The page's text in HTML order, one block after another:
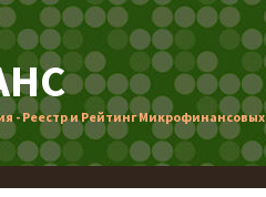
- Реестр и Рейтинг Микрофинансовых